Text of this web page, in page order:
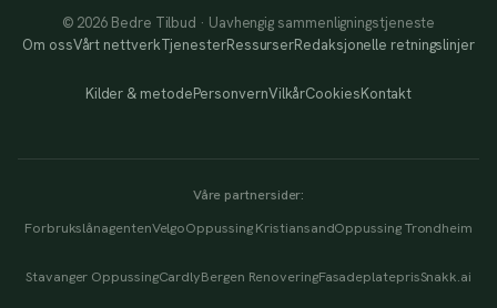
© 2026 Bedre Tilbud · Uavhengig sammenligningstjeneste
Om ossVårt nettverkTjenesterRessurserRedaksjonelle retningslinjer
Kilder & metodePersonvernVilkårCookiesKontakt
Våre partnersider:
ForbrukslånagentenVelgoOppussing KristiansandOppussing Trondheim
Stavanger OppussingCardlyBergen RenoveringFasadeplateprisSnakk.ai